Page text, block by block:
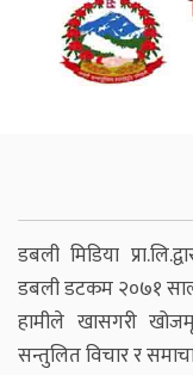
डबली मिडिया
डबली डटकम २०७१
हामीले खासगरी
सन्तुलित विचार र